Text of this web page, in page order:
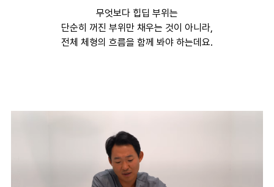
무엇보다 힙딥 부위는
단순히 꺼진 부위만 채우는 것이 아니라,
전체 체형의 흐름을 함께 봐야 하는데요.